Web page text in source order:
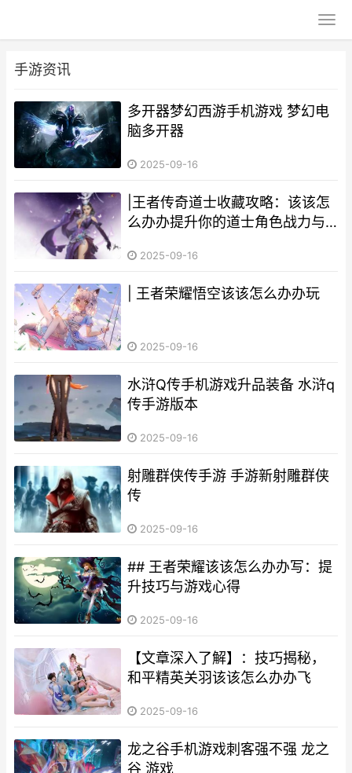
手游资讯
多开器梦幻西游手机游戏 梦幻电
脑多开器
2025-09-16
|王者传奇道士收藏攻略：该该怎
么办办提升你的道士角色战力与
2025-09-16
| 王者荣耀悟空该该怎么办办玩
2025-09-16
水浒Q传手机游戏升品装备 水浒q
传手游版本
2025-09-16
射雕群侠传手游 手游新射雕群侠
传
2025-09-16
## 王者荣耀该该怎么办办写：提
升技巧与游戏心得
2025-09-16
【文章深入了解】：技巧揭秘，
和平精英关羽该该怎么办办飞
2025-09-16
龙之谷手机游戏刺客强不强 龙之
谷 游戏